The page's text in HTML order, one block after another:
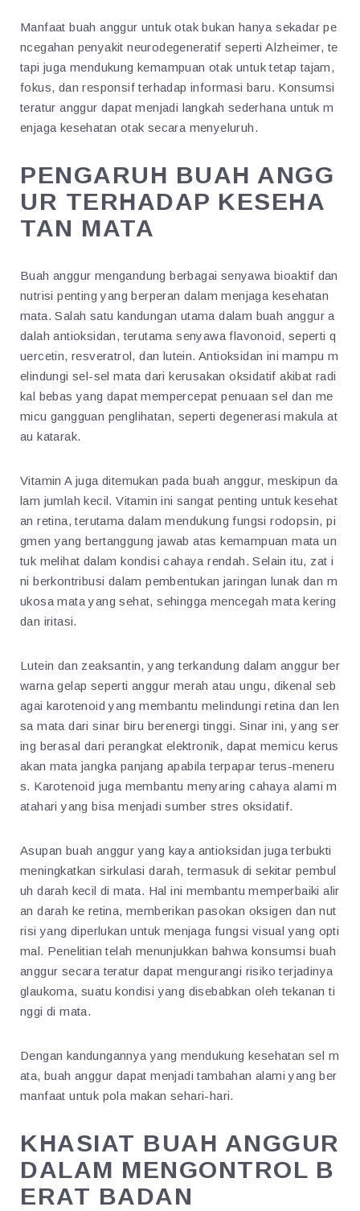
Manfaat buah anggur untuk otak bukan hanya sekadar pe
ncegahan penyakit neurodegeneratif seperti Alzheimer, te
tapi juga mendukung kemampuan otak untuk tetap tajam,
fokus, dan responsif terhadap informasi baru. Konsumsi
teratur anggur dapat menjadi langkah sederhana untuk m
enjaga kesehatan otak secara menyeluruh.
PENGARUH BUAH ANGG
UR TERHADAP KESEHA
TAN MATA
Buah anggur mengandung berbagai senyawa bioaktif dan
nutrisi penting yang berperan dalam menjaga kesehatan
mata. Salah satu kandungan utama dalam buah anggur a
dalah antioksidan, terutama senyawa flavonoid, seperti q
uercetin, resveratrol, dan lutein. Antioksidan ini mampu m
elindungi sel-sel mata dari kerusakan oksidatif akibat radi
kal bebas yang dapat mempercepat penuaan sel dan me
micu gangguan penglihatan, seperti degenerasi makula at
au katarak.
Vitamin A juga ditemukan pada buah anggur, meskipun da
lam jumlah kecil. Vitamin ini sangat penting untuk kesehat
an retina, terutama dalam mendukung fungsi rodopsin, pi
gmen yang bertanggung jawab atas kemampuan mata un
tuk melihat dalam kondisi cahaya rendah. Selain itu, zat i
ni berkontribusi dalam pembentukan jaringan lunak dan m
ukosa mata yang sehat, sehingga mencegah mata kering
dan iritasi.
Lutein dan zeaksantin, yang terkandung dalam anggur ber
warna gelap seperti anggur merah atau ungu, dikenal seb
agai karotenoid yang membantu melindungi retina dan len
sa mata dari sinar biru berenergi tinggi. Sinar ini, yang ser
ing berasal dari perangkat elektronik, dapat memicu kerus
akan mata jangka panjang apabila terpapar terus-meneru
s. Karotenoid juga membantu menyaring cahaya alami m
atahari yang bisa menjadi sumber stres oksidatif.
Asupan buah anggur yang kaya antioksidan juga terbukti
meningkatkan sirkulasi darah, termasuk di sekitar pembul
uh darah kecil di mata. Hal ini membantu memperbaiki alir
an darah ke retina, memberikan pasokan oksigen dan nut
risi yang diperlukan untuk menjaga fungsi visual yang opti
mal. Penelitian telah menunjukkan bahwa konsumsi buah
anggur secara teratur dapat mengurangi risiko terjadinya
glaukoma, suatu kondisi yang disebabkan oleh tekanan ti
nggi di mata.
Dengan kandungannya yang mendukung kesehatan sel m
ata, buah anggur dapat menjadi tambahan alami yang ber
manfaat untuk pola makan sehari-hari.
KHASIAT BUAH ANGGUR
DALAM MENGONTROL B
ERAT BADAN